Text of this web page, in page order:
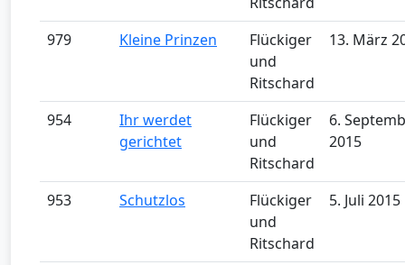
979
Kleine Prinzen
Flückiger
und
Ritschard
13. März
954
Ihr werdet
gerichtet
Flückiger
und
Ritschard
6.
2015
953 Schutzlos
Flückiger
und
Ritschard
5. Juli 2015